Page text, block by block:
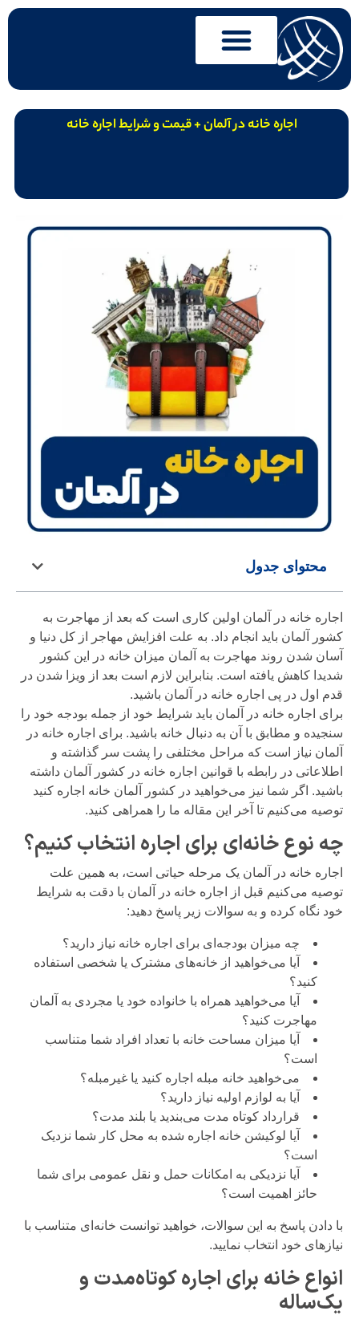
اجاره خانه در آلمان + قیمت و شرایط اجاره خانه
محتوای جدول
اجاره خانه در آلمان اولین کاری است که بعد از مهاجرت به
کشور آلمان باید انجام داد. به علت افزایش مهاجر از کل دنیا و
آسان شدن روند مهاجرت به آلمان میزان خانه در این کشور
شدیدا کاهش یافته است. بنابراین لازم است بعد از ویزا شدن در
قدم اول در پی اجاره خانه در آلمان باشید.
برای اجاره خانه در آلمان باید شرایط خود از جمله بودجه خود را
سنجیده و مطابق با آن به دنبال خانه باشید. برای اجاره خانه در
آلمان نیاز است که مراحل مختلفی را پشت سر گذاشته و
اطلاعاتی در رابطه با قوانین اجاره خانه در کشور آلمان داشته
باشید. اگر شما نیز می‌خواهید در کشور آلمان خانه اجاره کنید
توصیه می‌کنیم تا آخر این مقاله ما را همراهی کنید.
چه نوع خانه‌ای برای اجاره انتخاب کنیم؟
اجاره خانه در آلمان یک مرحله حیاتی است، به همین علت
توصیه می‌کنیم قبل از اجاره خانه در آلمان با دقت به شرایط
خود نگاه کرده و به سوالات زیر پاسخ دهید:
چه میزان بودجه‌ای برای اجاره خانه نیاز دارید؟
آیا می‌خواهید از خانه‌های مشترک یا شخصی استفاده
کنید؟
آیا می‌خواهید همراه با خانواده خود یا مجردی به آلمان
مهاجرت کنید؟
آیا میزان مساحت خانه با تعداد افراد شما متناسب
است؟
می‌خواهید خانه مبله اجاره کنید یا غیرمبله؟
آیا به لوازم اولیه نیاز دارید؟
قرارداد کوتاه مدت می‌بندید یا بلند مدت؟
آیا لوکیشن خانه اجاره شده به محل کار شما نزدیک
است؟
آیا نزدیکی به امکانات حمل و نقل عمومی برای شما
حائز اهمیت است؟
با دادن پاسخ به این سوالات، خواهید توانست خانه‌ای متناسب با
نیازهای خود انتخاب نمایید.
انواع خانه برای اجاره کوتاه‌مدت و
یک‌ساله